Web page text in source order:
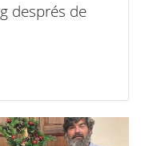
després de